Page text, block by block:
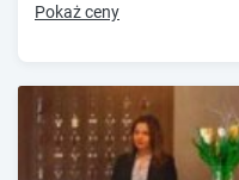
Pokaż ceny